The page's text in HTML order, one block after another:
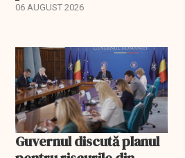
06 AUGUST 2026
Guvernul discută planul